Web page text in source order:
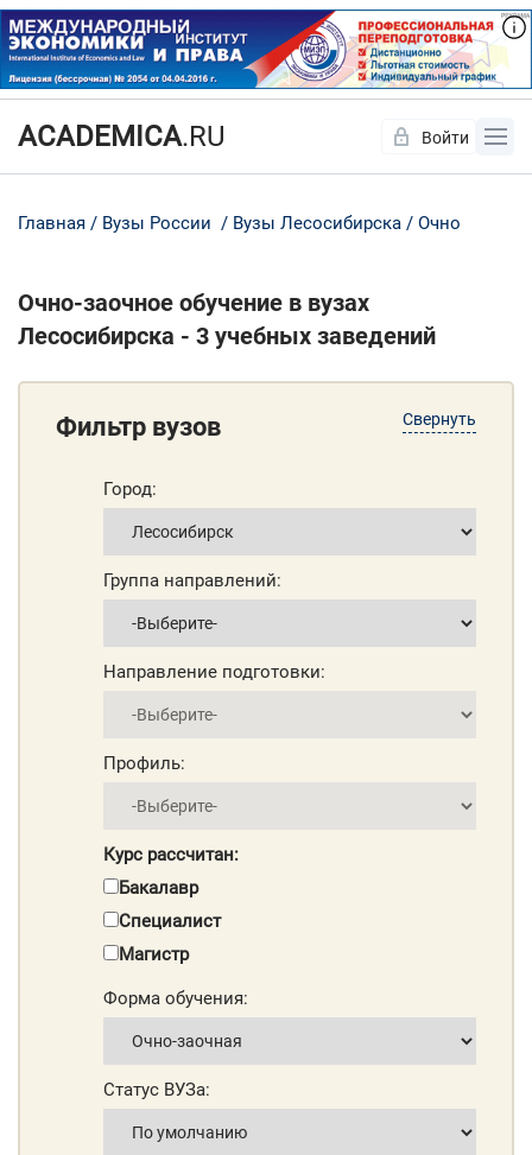
ACADEMICA.RU Войти
Главная Вузы России Вузы Лесосибирска Очно
Очно-заочное обучение в вузах
Лесосибирска - 3 учебных заведений
Свернуть
Фильтр вузов
Город:
Группа направлений:
Направление подготовки:
Профиль:
Курс рассчитан:
Бакалавр
Специалист
Магистр
Форма обучения:
Статус ВУЗа:
Да Нет